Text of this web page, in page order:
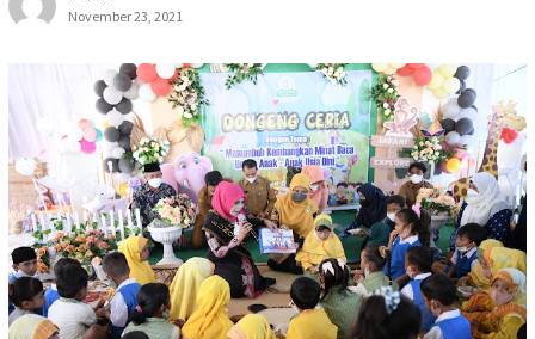
November 23, 2021